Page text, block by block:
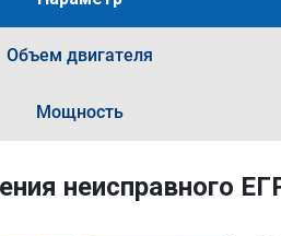
Объем двигателя
Мощность
неисправного